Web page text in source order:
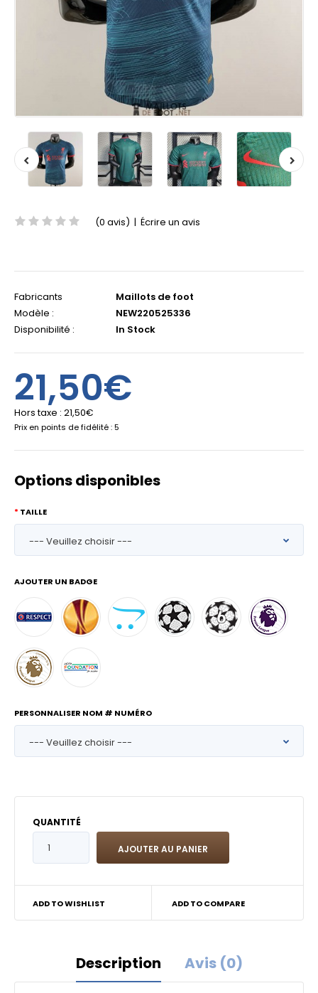
(0 avis) | Écrire un avis
Fabricants
Maillots de foot
Modèle :
NEW220525336
Disponibilité :
In Stock
21,50€
Hors taxe : 21,50€
Prix en points de fidélité : 5
Options disponibles
TAILLE
AJOUTER UN BADGE
PERSONNALISER NOM # NUMÉRO
QUANTITÉ
ADD TO WISHLIST ADD TO COMPARE
Description Avis (0)